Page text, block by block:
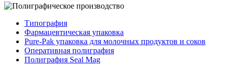
Типография
Фармацевтическая упаковка
Pure-Pak упаковка для молочных продуктов и соков
Оперативная полиграфия
Полиграфия Seal Mag